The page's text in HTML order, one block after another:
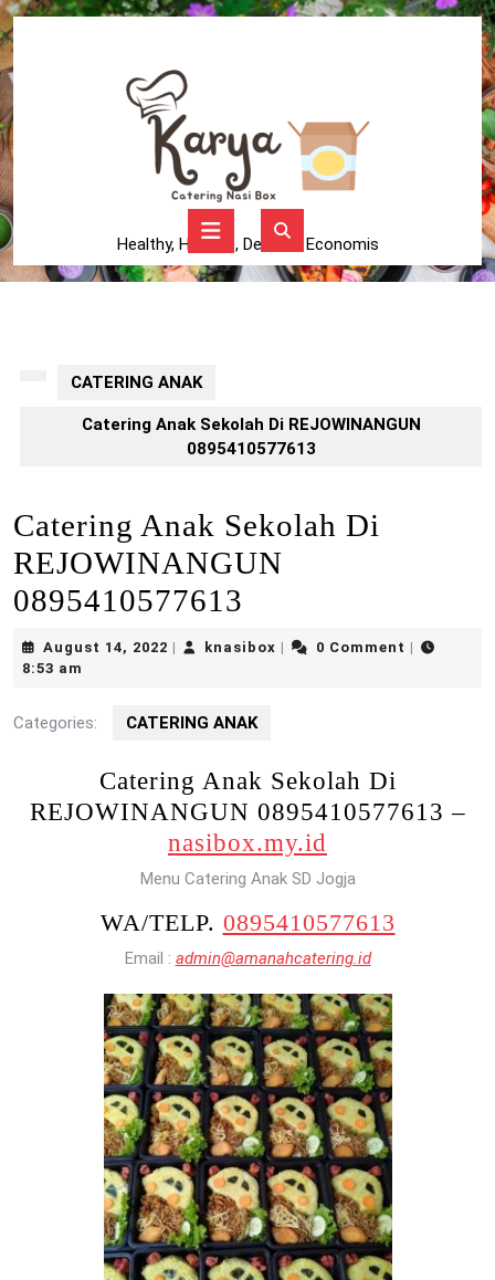
Skip
to
content
Healthy, Higienis, Delicius, Economis
Button
CATERING ANAK
Catering Anak Sekolah Di REJOWINANGUN
0895410577613
Catering Anak Sekolah Di
REJOWINANGUN
0895410577613
August 14, 2022 Augustknasibox knasibox0 Comment
8:53 am
Categories: CATERING ANAK
Catering Anak Sekolah Di
REJOWINANGUN 0895410577613 –
nasibox.my.id
Menu Catering Anak SD Jogja
WA/TELP. 0895410577613
Email : admin@amanahcatering.id